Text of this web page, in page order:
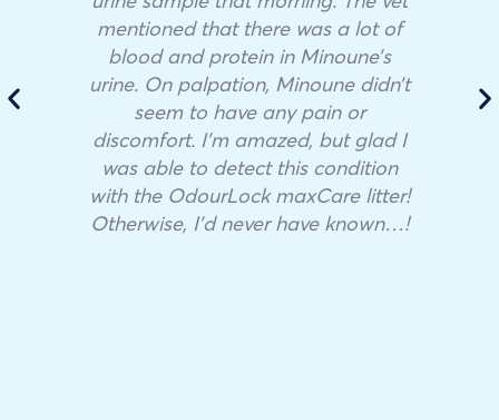
mentioned that there was a lot of
blood and protein in Minoune’s
urine. On palpation, Minoune didn’t
seem to have any pain or
discomfort. I’m amazed, but glad I
was able to detect this condition
with the OdourLock maxCare litter!
Otherwise, I’d never have known…!